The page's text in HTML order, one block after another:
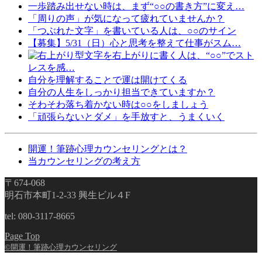
一歩踏み出せない時は、まず“○○の書き方”に変え…
「周りの声」が気になって疲れていませんか？
「つぶれた文字」を書いている人は、○○のサイン
【募集】5/31（日）心と思考を整えて仕事がスム…
文字を右上がりに書く人は、“○○”でスト
レスを感…
自分を理解することで運は開けてくる
自分の人生をしっかり担当できていますか？
そわそわ落ち着かない時は○○をしましょう
「頑張らないとダメ」を手放すと、うまくいく
開運！筆跡心理カウンセリングとは？
当カウンセリングの考え方
〒674-068
明石市本町1-2-33 興生ビル４F
tel: 080-3117-8665
Page Top
©開運！筆跡心理カウンセリング